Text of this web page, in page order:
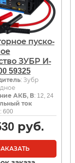
пуско-
ЗУБР И-
59325
: Зубр
АКБ, В: 12, 24
ток
: 600
руб.